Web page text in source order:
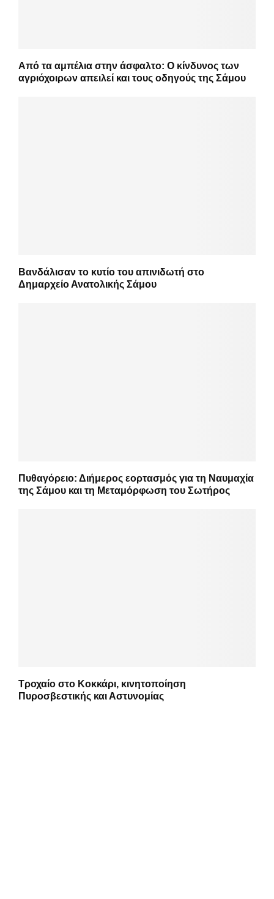
Από τα αμπέλια στην άσφαλτο: Ο κίνδυνος των
αγριόχοιρων απειλεί και τους οδηγούς της Σάμου
Βανδάλισαν το κυτίο του απινιδωτή στο
Δημαρχείο Ανατολικής Σάμου
Πυθαγόρειο: Διήμερος εορτασμός για τη Ναυμαχία
της Σάμου και τη Μεταμόρφωση του Σωτήρος
Τροχαίο στο Κοκκάρι, κινητοποίηση
Πυροσβεστικής και Αστυνομίας